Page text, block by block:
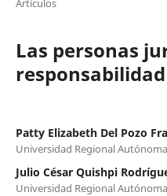
Artículos
Las personas
Patty Elizabeth Del Pozo
Universidad Regional
Julio César Quishpi
Universidad Regional